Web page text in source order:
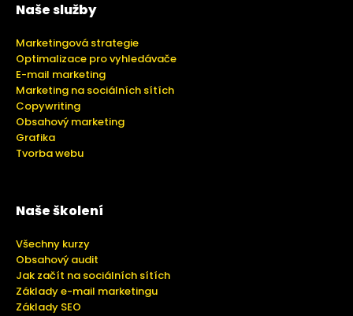
Naše služby
Marketingová strategie
Optimalizace pro vyhledávače
E-mail marketing
Marketing na sociálních sítích
Copywriting
Obsahový marketing
Grafika
Tvorba webu
Naše školení
Všechny kurzy
Obsahový audit
Jak začít na sociálních sítích
Základy e-mail marketingu
Základy SEO